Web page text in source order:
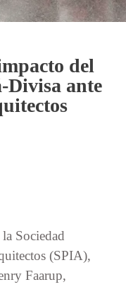
del
Divisa ante
Sociedad
(SPIA),
Faarup,